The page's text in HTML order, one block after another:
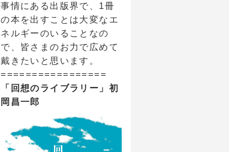
事情にある出版界で、1冊
の本を出すことは大変なエ
ネルギーのいることなの
で、皆さまのお力で広めて
戴きたいと思います。
=================
「回想のライブラリー」初
岡昌一郎